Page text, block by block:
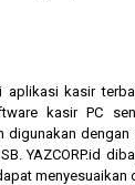
aplikasi kasir
kasir PC
dengan
YAZCORP.id
menyesuaikan